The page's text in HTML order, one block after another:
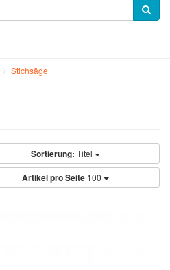
Stichsäge
Sortierung: Titel
Artikel pro Seite 100